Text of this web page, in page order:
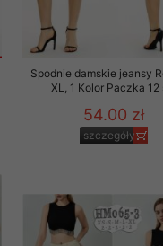
Spodnie damskie jeansy
XL, 1 Kolor Paczka 12
54.00 zł
szczegóły